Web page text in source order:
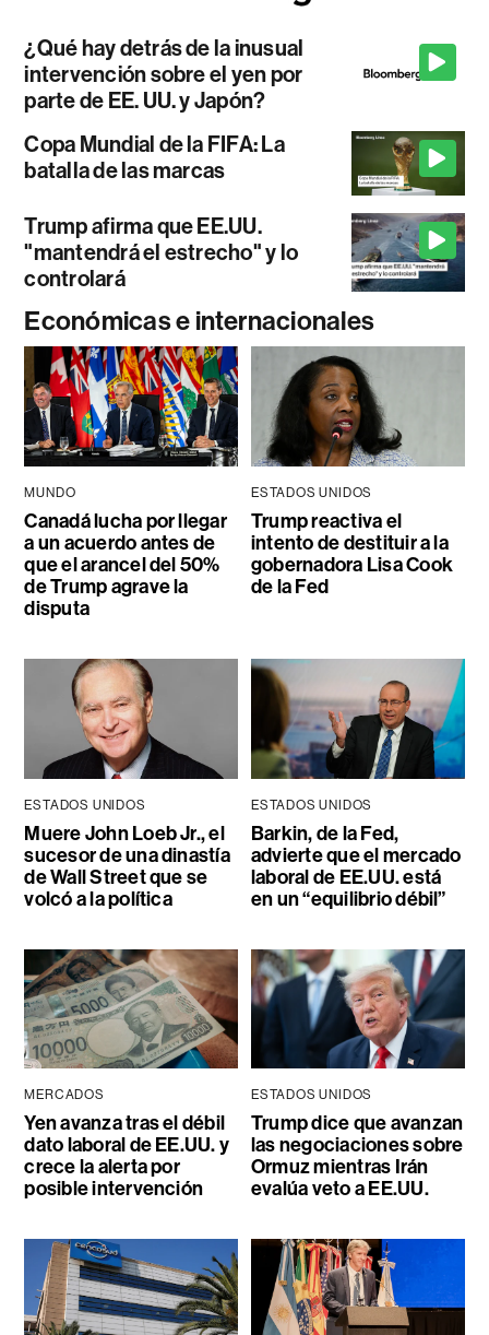
¿Qué hay detrás de la inusual
intervención sobre el yen por
parte de EE. UU. y Japón?
Copa Mundial de la FIFA: La
batalla de las marcas
Trump afirma que EE.UU.
"mantendrá el estrecho" y lo
controlará
Económicas e internacionales
MUNDO
Canadá lucha por llegar
a un acuerdo antes de
que el arancel del 50%
de Trump agrave la
disputa
ESTADOS UNIDOS
Trump reactiva el
intento de destituir a la
gobernadora Lisa Cook
de la Fed
ESTADOS UNIDOS
Muere John Loeb Jr., el
sucesor de una dinastía
de Wall Street que se
volcó a la política
ESTADOS UNIDOS
Barkin, de la Fed,
advierte que el mercado
laboral de EE.UU. está
en un “equilibrio débil”
MERCADOS
Yen avanza tras el débil
dato laboral de EE.UU. y
crece la alerta por
posible intervención
ESTADOS UNIDOS
Trump dice que avanzan
las negociaciones sobre
Ormuz mientras Irán
evalúa veto a EE.UU.